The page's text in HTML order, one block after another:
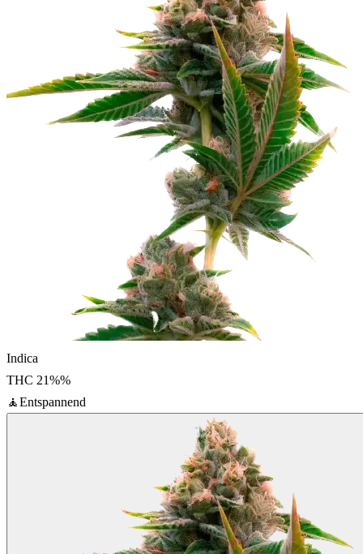
Indica
THC 21%%
🧘Entspannend